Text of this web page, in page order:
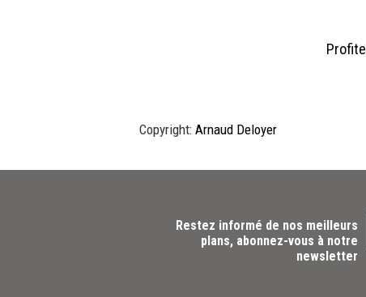
Copyright: Arnaud Deloyer
Restez informé de nos meilleurs
plans, abonnez-vous à notre
newsletter